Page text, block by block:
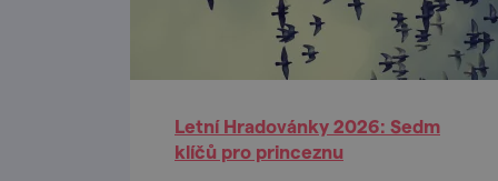
Letní Hradovánky 2026: Sedm
klíčů pro princeznu